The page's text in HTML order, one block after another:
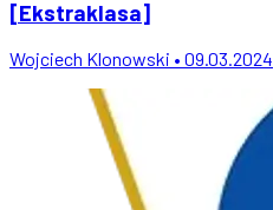
[Ekstraklasa]
Wojciech Klonowski • 09.03.2024